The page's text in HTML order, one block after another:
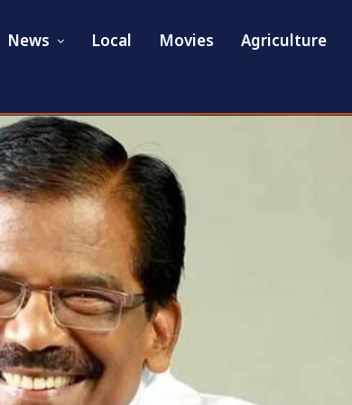
News Local Movies Agriculture